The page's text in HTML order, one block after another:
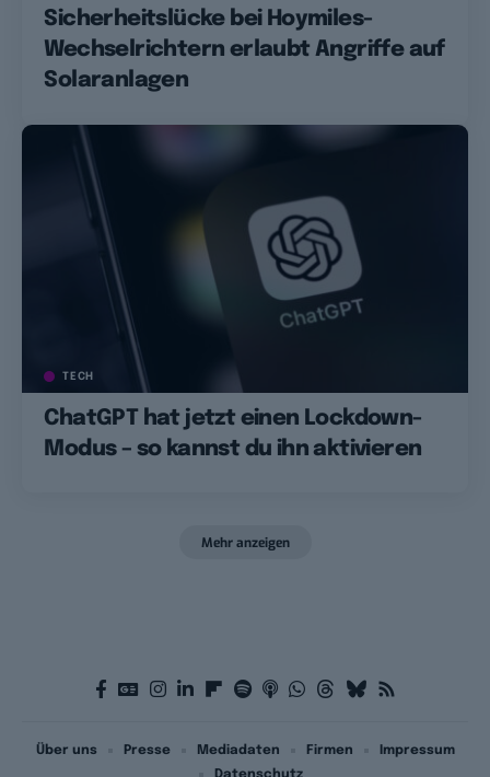
Sicherheitslücke bei Hoymiles-
Wechselrichtern erlaubt Angriffe auf
Solaranlagen
TECH
ChatGPT hat jetzt einen Lockdown-
Modus – so kannst du ihn aktivieren
Mehr anzeigen
Über uns Presse Mediadaten Firmen
Impressum